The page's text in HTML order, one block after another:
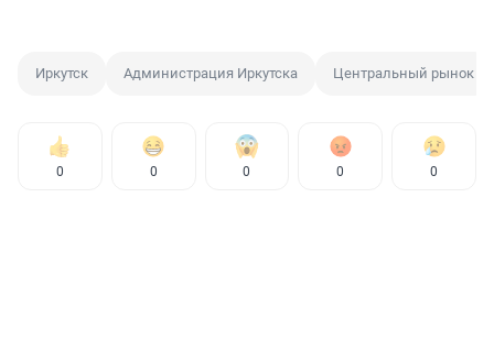
Иркутск Администрация Иркутска Центральный рынок
0 0 0 0 0